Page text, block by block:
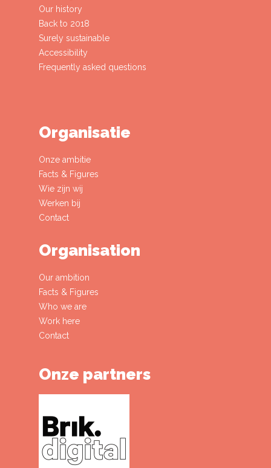
Our history
Back to 2018
Surely sustainable
Accessibility
Frequently asked questions
Organisatie
Onze ambitie
Facts & Figures
Wie zijn wij
Werken bij
Contact
Organisation
Our ambition
Facts & Figures
Who we are
Work here
Contact
Onze partners